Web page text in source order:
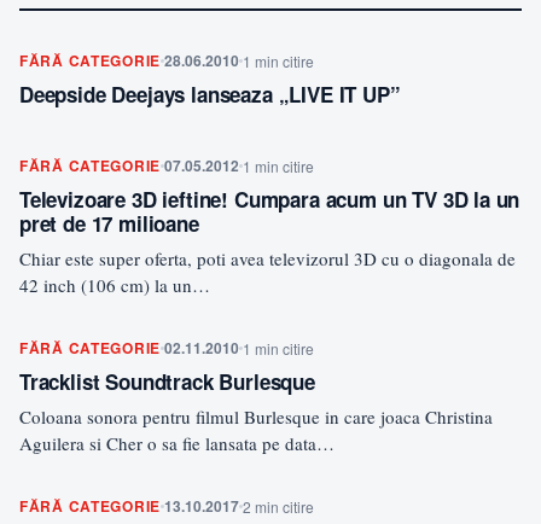
FĂRĂ CATEGORIE28.06.2010 1 min citire
Deepside Deejays lanseaza „LIVE IT UP”
FĂRĂ CATEGORIE07.05.2012 1 min citire
Televizoare 3D ieftine! Cumpara acum un TV 3D la un
pret de 17 milioane
Chiar este super oferta, poti avea televizorul 3D cu o diagonala de
42 inch (106 cm) la un…
FĂRĂ CATEGORIE02.11.2010 1 min citire
Tracklist Soundtrack Burlesque
Coloana sonora pentru filmul Burlesque in care joaca Christina
Aguilera si Cher o sa fie lansata pe data…
FĂRĂ CATEGORIE13.10.20172 min citire